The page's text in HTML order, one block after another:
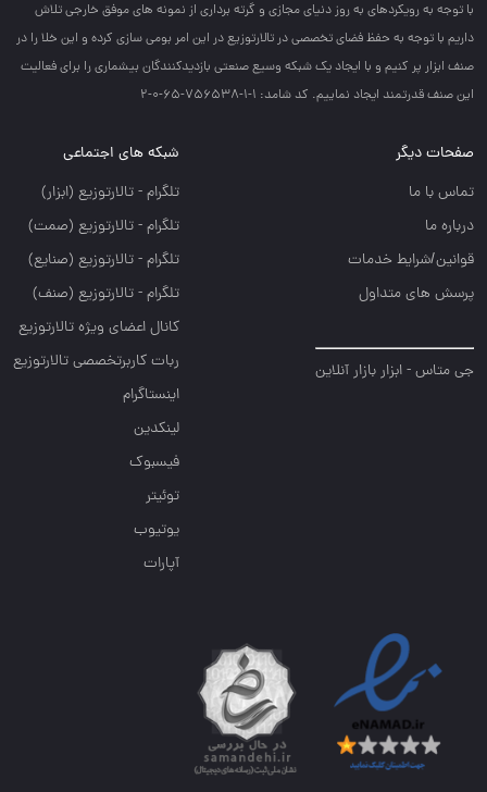
با توجه به رويكردهاي به روز دنياي مجازي و گرته برداري از نمونه هاي موفق خارجي تلاش
داريم با توجه به حفظ فضاي تخصصي در تالارتوزيع در اين امر بومي سازي كرده و اين خلا را در
صنف ابزار پر كنيم و با ايجاد يك شبكه وسيع صنعتي بازديدكنندگان بيشماري را براي فعاليت
اين صنف قدرتمند ايجاد نماييم. کد شامد: 1-1-756538-65-0-2
صفحات دیگر
تماس با ما
درباره ما
قوانین/شرایط خدمات
پرسش های متداول
جی متاس - ابزار بازار آنلاین
شبکه های اجتماعی
تلگرام - تالارتوزيع (ابزار)
تلگرام - تالارتوزيع (صمت)
تلگرام - تالارتوزيع (صنايع)
تلگرام - تالارتوزیع (صنف)
کانال اعضای ویژه تالارتوزیع
ربات کاربرتخصصی تالارتوزیع
اینستاگرام
لینکدین
فیسبوک
توئیتر
یوتیوب
آپارات